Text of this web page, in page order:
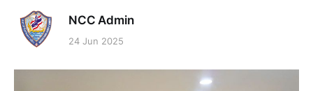
NCC Admin
24 Jun 2025